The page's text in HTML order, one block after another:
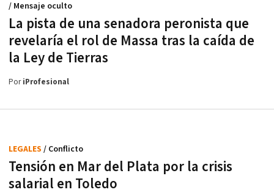
La pista de una senadora peronista que
revelaría el rol de Massa tras la caída de
la Ley de Tierras
/ Mensaje oculto
PoriProfesional
Tensión en Mar del Plata por la crisis
salarial en Toledo
LEGALES / Conflicto